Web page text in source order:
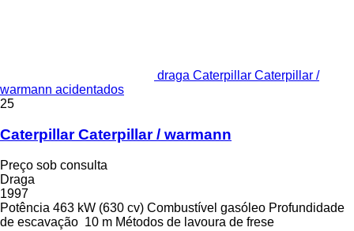
draga Caterpillar Caterpillar /
warmann acidentados
25
Caterpillar Caterpillar / warmann
Preço sob consulta
Draga
1997
Potência 463 kW (630 cv) Combustível gasóleo Profundidade
de escavação 10 m Métodos de lavoura de frese